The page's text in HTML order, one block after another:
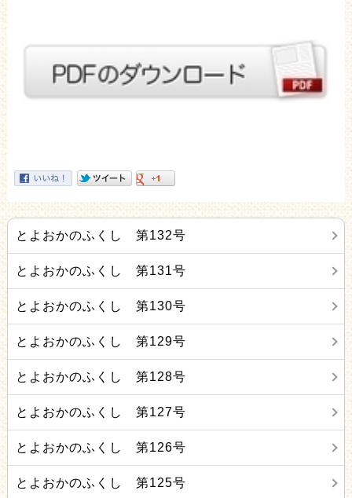
とよおかのふくし 第132号
とよおかのふくし 第131号
とよおかのふくし 第130号
とよおかのふくし 第129号
とよおかのふくし 第128号
とよおかのふくし 第127号
とよおかのふくし 第126号
とよおかのふくし 第125号